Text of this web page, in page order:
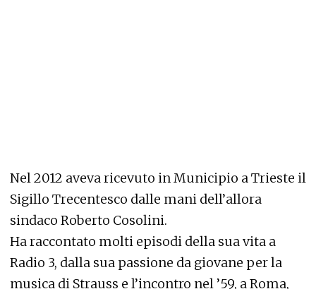
Nel 2012 aveva ricevuto in Municipio a Trieste il
Sigillo Trecentesco dalle mani dell’allora
sindaco Roberto Cosolini.
Ha raccontato molti episodi della sua vita a
Radio 3, dalla sua passione da giovane per la
musica di Strauss e l’incontro nel ’59, a Roma,